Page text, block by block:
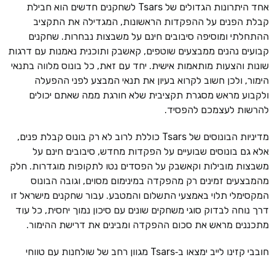
אחד היתרונות הגדולים של Tsars לשחקנים חדשים הוא חבילת
קבלת הפנים על ההפקדות הראשונות, המגדילה את התקציב
ההתחלתי ומוסיפה סיבובים חינם על משבצות נבחרות. שחקנים
קבועים נהנים ממבצעים שוטפים, קאשבק ותוכנית נאמנות עם דרגות
שונות והצעות מותאמות אישית. יחד עם זאת, כל בונוס מלווה בתנאי
הימור, ולכן חשוב לקרוא בעיון את תנאי המבצע לפני ההפעלה
ולקבוע מראש מסגרת תקציבית שלא חורגת ממה שאתם יכולים
להרשות לעצמכם להפסיד.
מדיניות הבונוסים של Tsars כוללת לרוב לא רק בונוס קבלת פנים,
אלא גם בונוסים שבועיים על הפקדות מחדש, סיבובים חינם על
משבצות מובילות וקאשבק על הפסדים נטו לתקופות מוגדרות. חלק
מהמבצעים זמינים רק מהפקדה במינימום מסוים, וגובה הבונוס
המקסימלי תלוי באמצעי התשלום והמטבע. עבור שחקנים מישראל זו
דרך נוחה לבדוק סוגי משחקים שונים עם סיכון נמוך יחסית, כל עוד
מתכננים מראש את סכום ההפקדה ומבינים את דרישת ההימור.
חובבי קזינו לייב ימצאו ב‑Tsars מגוון רחב של שולחנות עם טווחי